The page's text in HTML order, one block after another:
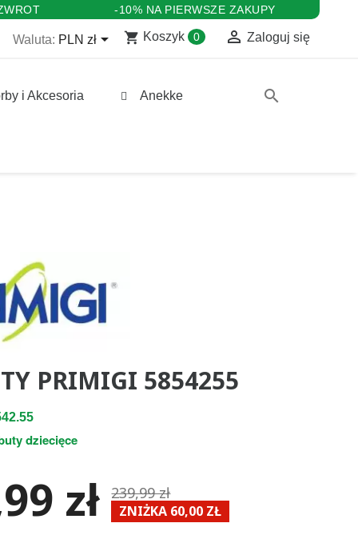
-10% NA PIERWSZE ZAKUPY
Waluta: PLN zł shopping_cart Koszyk 0  Zaloguj się
i Akcesoria Anekke search
PRIMIGI 5854255
dziecięce
zł 239,99 zł
ZNIŻKA 60,00 ZŁ